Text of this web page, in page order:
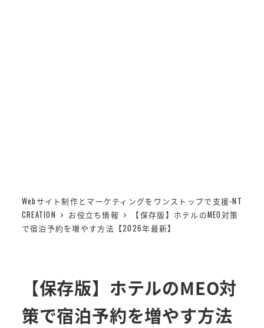
Webサイト制作とマーケティングをワンストップで支援-NT
CREATION
お役立ち情報
【保存版】ホテルのMEO対策
で宿泊予約を増やす方法【2026年最新】
【保存版】ホテルのMEO対
策で宿泊予約を増やす方法